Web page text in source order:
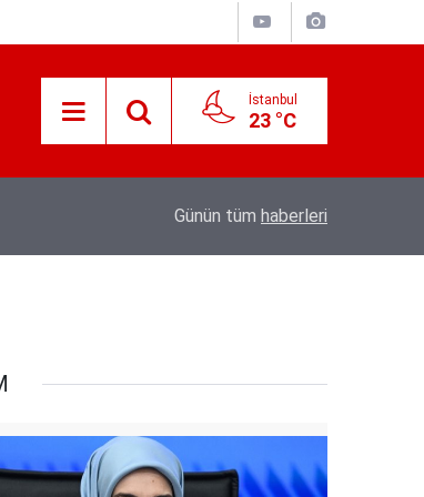
İstanbul
23 °C
Kıymetli Cumhurbaşkanımız’a Arz Olunur
Günün tüm haberleri